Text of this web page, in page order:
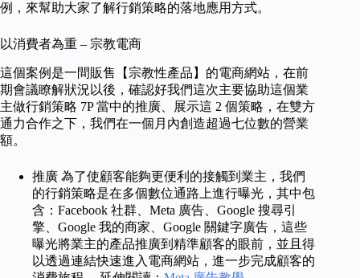
例，來幫助大家了解行銷策略的落地應用方式。
以消費者為重 – 宗教電商
這個案例是一間販售【宗教性產品】的電商網站，在前
期會議瞭解狀況以後，確認好我們這次主要協助這個業
主做行銷策略 7P 當中的推廣、展示這 2 個策略，在雙方
通力合作之下，我們在一個月內創造超過七位數的營業
額。
推廣 為了使顧客能夠更便利的接觸到業主，我們
的行銷策略是在多個數位通路上進行曝光，其中包
含：Facebook 社群、Meta 廣告、Google 搜尋引
擎、Google 我的商家、Google 關鍵字廣告，這些
曝光將業主的產品推廣到精準顧客的眼前，並且得
以透過連結快速進入電商網站，進一步完成顧客的